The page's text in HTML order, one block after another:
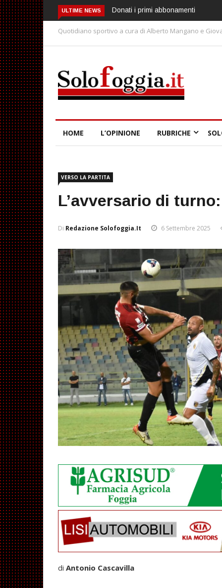
ULTIME NEWS
Donati i primi abbonamentiSpagna-Argentina, la
giusta finale!
Quotidiano sportivo a cura di Alberto Mangano e
HOME L’OPINIONE RUBRICHE
VERSO LA PARTITA
L’avversario di
Di Redazione Solofoggia.it 6 Settembre 2025
di Antonio Cascavilla